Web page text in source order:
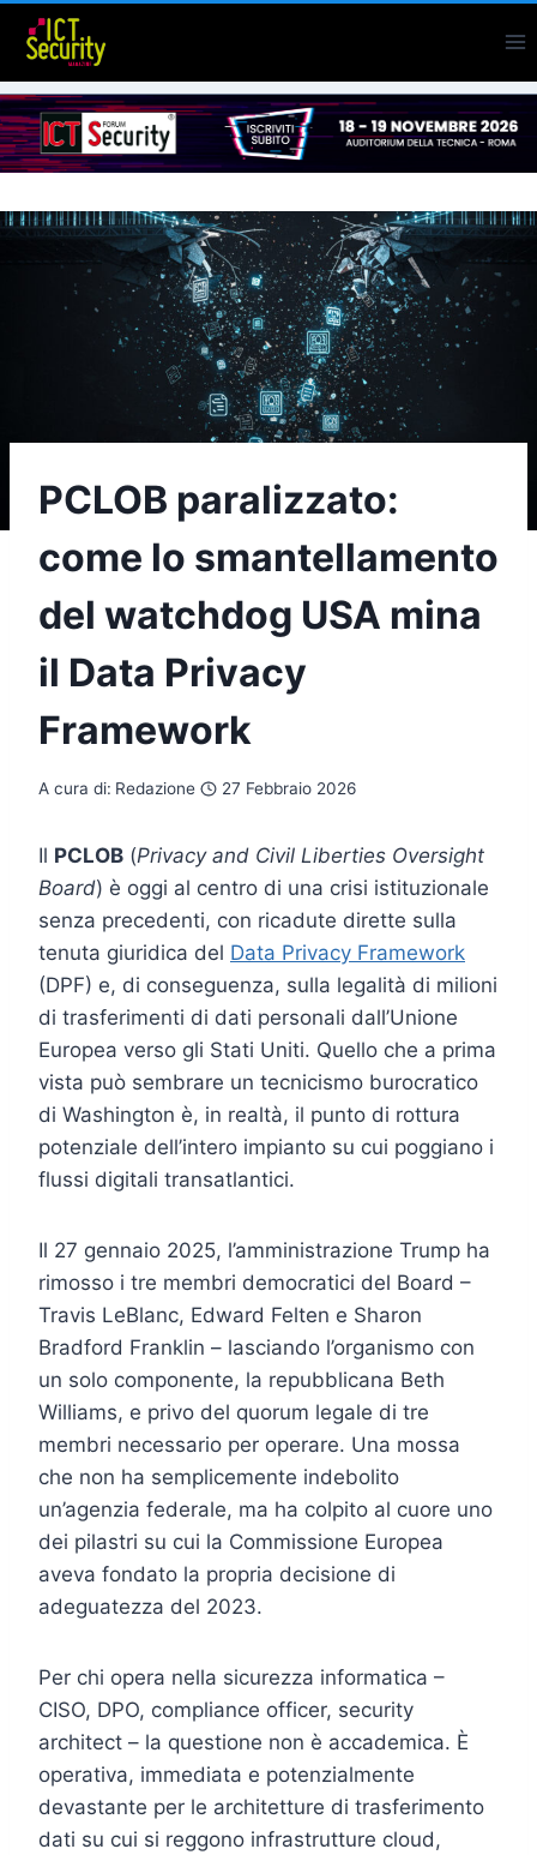
Salta
contenuto
PCLOB paralizzato:
come lo smantellamento
del watchdog USA mina
il Data Privacy
Framework
A cura di: Redazione 27 Febbraio 2026
Il PCLOB (Privacy and Civil Liberties Oversight
Board) è oggi al centro di una crisi istituzionale
senza precedenti, con ricadute dirette sulla
tenuta giuridica del Data Privacy Framework
(DPF) e, di conseguenza, sulla legalità di milioni
di trasferimenti di dati personali dall’Unione
Europea verso gli Stati Uniti. Quello che a prima
vista può sembrare un tecnicismo burocratico
di Washington è, in realtà, il punto di rottura
potenziale dell’intero impianto su cui poggiano i
flussi digitali transatlantici.
Il 27 gennaio 2025, l’amministrazione Trump ha
rimosso i tre membri democratici del Board –
Travis LeBlanc, Edward Felten e Sharon
Bradford Franklin – lasciando l’organismo con
un solo componente, la repubblicana Beth
Williams, e privo del quorum legale di tre
membri necessario per operare. Una mossa
che non ha semplicemente indebolito
un’agenzia federale, ma ha colpito al cuore uno
dei pilastri su cui la Commissione Europea
aveva fondato la propria decisione di
adeguatezza del 2023.
Per chi opera nella sicurezza informatica –
CISO, DPO, compliance officer, security
architect – la questione non è accademica. È
operativa, immediata e potenzialmente
devastante per le architetture di trasferimento
dati su cui si reggono infrastrutture cloud,